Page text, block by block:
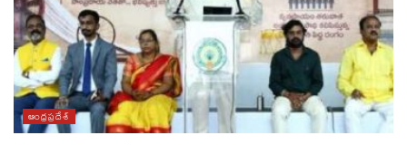
ఆంధ్రప్రదేశ్